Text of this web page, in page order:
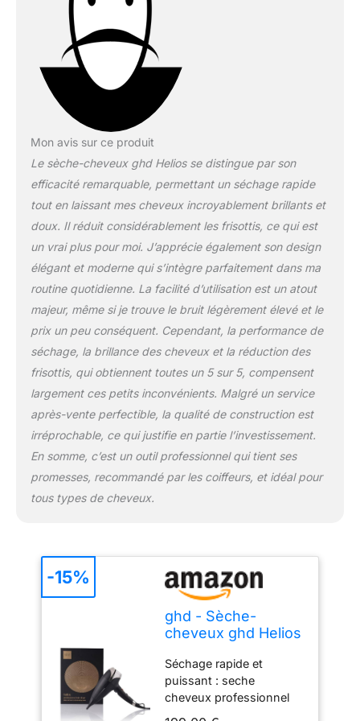
d'air sur-mesure pour un
flux d'air hautement
confort lors du coiffage.
Caractéristiques
supplémentaires : 3
réglages de température
- 2 réglages de vitesse -
1 bouton air froid -
cordon de 3m - 2 ans de
garantie consommateur.
Mon avis sur ce produit
Le sèche-cheveux ghd Helios se distingue par son
efficacité remarquable, permettant un séchage rapide
tout en laissant mes cheveux incroyablement brillants et
doux. Il réduit considérablement les frisottis, ce qui est
un vrai plus pour moi. J’apprécie également son design
élégant et moderne qui s’intègre parfaitement dans ma
routine quotidienne. La facilité d’utilisation est un atout
majeur, même si je trouve le bruit légèrement élevé et le
prix un peu conséquent. Cependant, la performance de
séchage, la brillance des cheveux et la réduction des
frisottis, qui obtiennent toutes un 5 sur 5, compensent
largement ces petits inconvénients. Malgré un service
après-vente perfectible, la qualité de construction est
irréprochable, ce qui justifie en partie l’investissement.
En somme, c’est un outil professionnel qui tient ses
promesses, recommandé par les coiffeurs, et idéal pour
tous types de cheveux.
ghd - Sèche-
cheveux ghd Helios
professionnel
d'excellence
Séchage rapide et
puissant : seche
cheveux professionnel
-15%